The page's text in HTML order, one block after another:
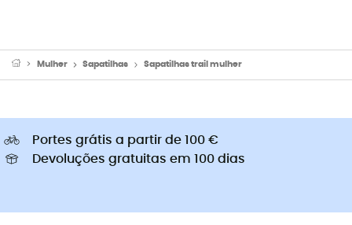
Mulher Sapatilhas Sapatilhas trail mulher
Portes grátis a partir de 100 €
Devoluções gratuitas em 100 dias